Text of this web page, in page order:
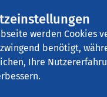
werden Cookies
benötigt,
Ihre
Ratzeburg